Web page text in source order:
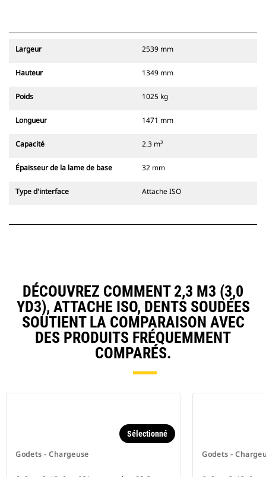
Largeur 2539 mm
Hauteur 1349 mm
Poids 1025 kg
Longueur 1471 mm
Capacité 2.3 m³
Épaisseur de la lame de base 32 mm
Type d'interface Attache ISO
DÉCOUVREZ COMMENT 2,3 M3 (3,0
YD3), ATTACHE ISO, DENTS SOUDÉES
SOUTIENT LA COMPARAISON AVEC
DES PRODUITS FRÉQUEMMENT
COMPARÉS.
Godets - Chargeuse
Sélectionné
Godets -